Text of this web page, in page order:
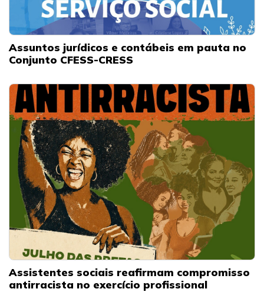
Assuntos jurídicos e contábeis em pauta no
Conjunto CFESS-CRESS
Assistentes sociais reafirmam compromisso
antirracista no exercício profissional